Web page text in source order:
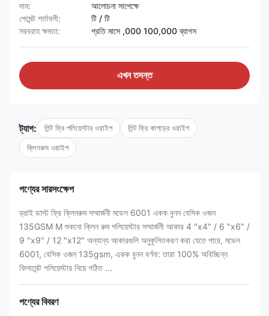
দাম:
আলোচনা সাপেক্ষে
পেমেন্ট শর্তাবলী:
টি / টি
সরবরাহ ক্ষমতা:
প্রতি মাসে ,000 100,000 ব্যাগস
এখন তদন্ত
ট্যাগ: লিন্ট ফ্রি পলিয়েস্টার ওয়াইপ লিন্ট ফ্রি কাপড়ের ওয়াইপ
ক্লিনরুম ওয়াইপ
পণ্যের সারসংক্ষেপ
ড্রাই ডাস্ট ফ্রি ক্লিনরুম সম্মার্জনী মডেল 6001 একক বুনন বেসিক ওজন
135GSM M শুকনো ক্লিন রুম পলিয়েস্টার সম্মার্জনী আকার 4 "x4" / 6 "x6" /
9 "x9" / 12 "x12" অন্যান্য আকারগুলি অনুকূলিতকরণ করা যেতে পারে, মডেল
6001, বেসিক ওজন 135gsm, একক বুনন বর্ণনা: তারা 100% অবিচ্ছিন্ন
ফিলামেন্ট পলিয়েস্টার নিয়ে গঠিত ...
পণ্যের বিবরণ